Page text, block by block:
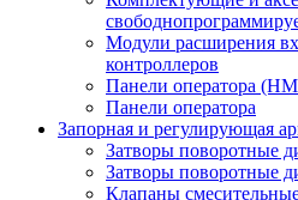
Модули расширения
контроллеров
Панели оператора
Панели оператора
Запорная и регулирующая
Затворы поворотные
Затворы поворотные
Клапаны